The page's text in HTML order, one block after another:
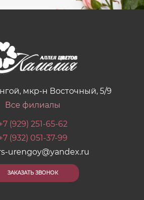
мкр-н Восточный, 5/9
Все филиалы
(929) 251-65-62
(932) 051-37-99
urengoy@yandex.ru
ЗАКАЗАТЬ ЗВОНОК